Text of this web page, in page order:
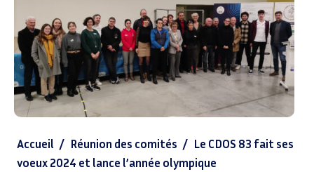
Accueil / Réunion des comités / Le CDOS 83 fait ses
voeux 2024 et lance l’année olympique